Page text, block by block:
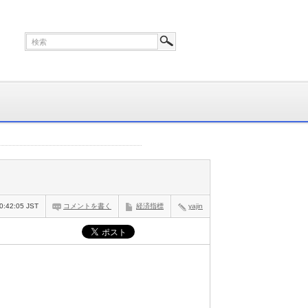
yajin
経済指標
コメントを書く
JST